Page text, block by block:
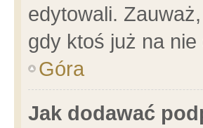
edytowali.
gdy ktoś już na nie
Góra
Jak dodawać